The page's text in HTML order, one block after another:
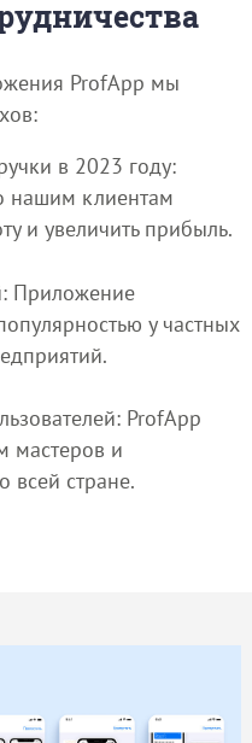
ProfApp мы
в 2023 году:
нашим клиентам
и увеличить прибыль.
Приложение
у частных
ProfApp
мастеров и
всей стране.